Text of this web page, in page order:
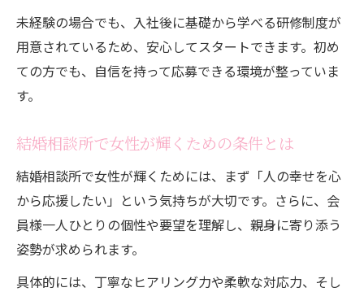
未経験の場合でも、入社後に基礎から学べる研修制度が
用意されているため、安心してスタートできます。初め
ての方でも、自信を持って応募できる環境が整っていま
す。
結婚相談所で女性が輝くための条件とは
結婚相談所で女性が輝くためには、まず「人の幸せを心
から応援したい」という気持ちが大切です。さらに、会
員様一人ひとりの個性や要望を理解し、親身に寄り添う
姿勢が求められます。
具体的には、丁寧なヒアリング力や柔軟な対応力、そし